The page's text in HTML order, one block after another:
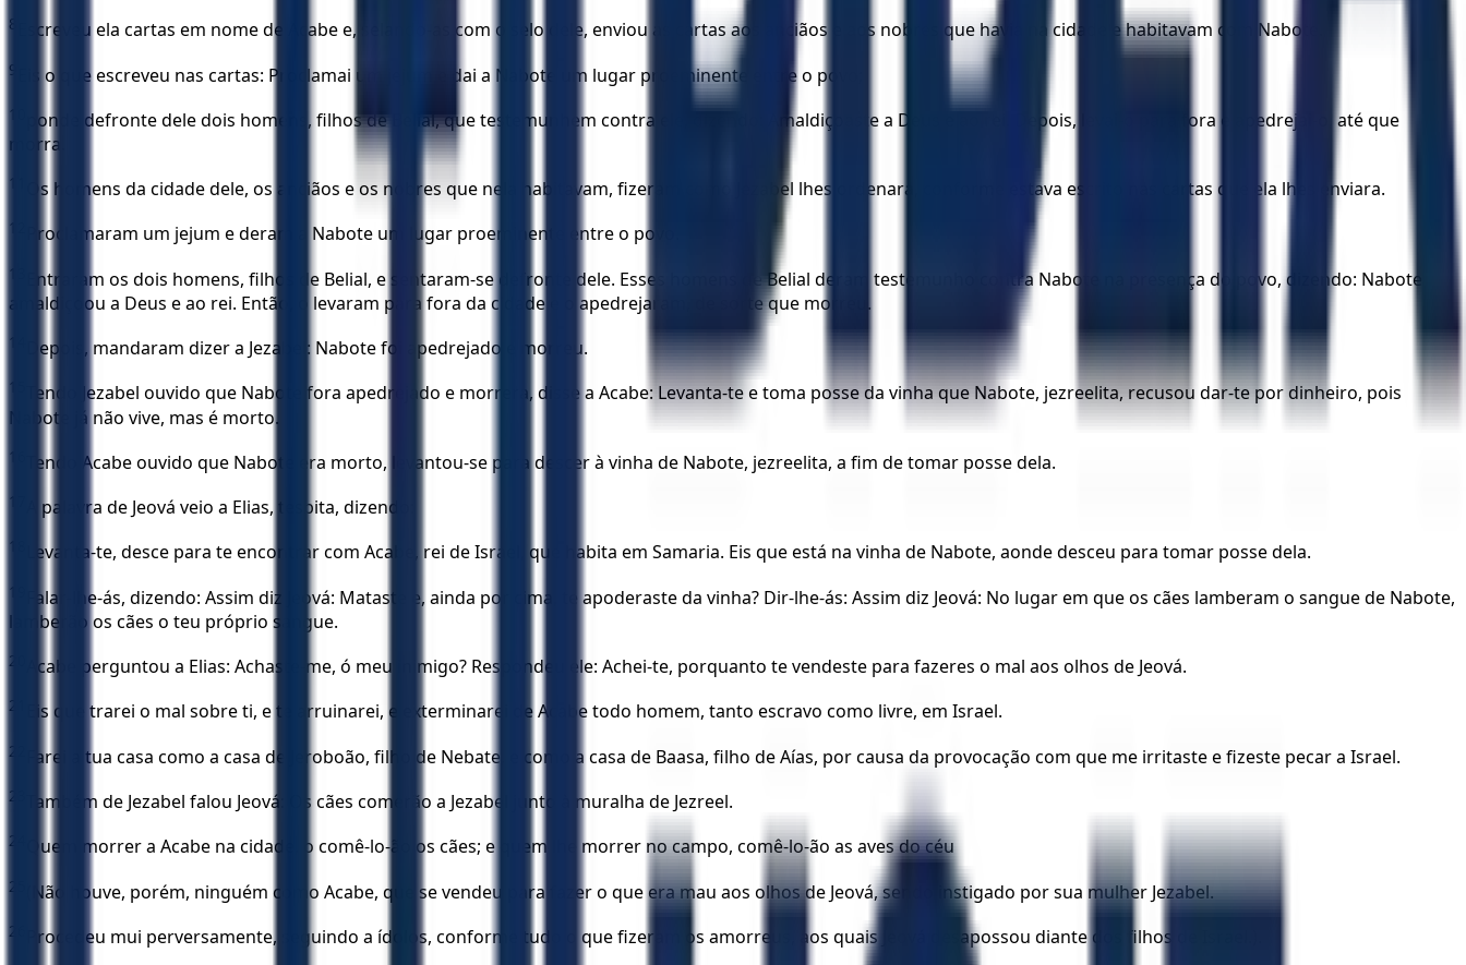
8 Escreveu ela cartas em nome de Acabe e, selando-as com o selo dele, enviou as cartas aos anciãos e aos nobres que havia na cidade e habitavam com Nabote.
9 Eis o que escreveu nas cartas: Proclamai um jejum e dai a Nabote um lugar proeminente entre o povo;
10
ponde defronte dele dois homens, filhos de Belial, que testemunhem contra ele, dizendo: Amaldiçoaste a Deus e ao rei. Depois, levai-o para fora e apedrejai-o, até que
morra.
11 Os homens da cidade dele, os anciãos e os nobres que nela habitavam, fizeram como Jezabel lhes ordenara, conforme estava escrito nas cartas que ela lhes enviara.
12 Proclamaram um jejum e deram a Nabote um lugar proeminente entre o povo.
13
Entraram os dois homens, filhos de Belial, e sentaram-se defronte dele. Esses homens de Belial deram testemunho contra Nabote na presença do povo, dizendo: Nabote
amaldiçoou a Deus e ao rei. Então, o levaram para fora da cidade e o apedrejaram, de sorte que morreu.
14 Depois, mandaram dizer a Jezabel: Nabote foi apedrejado e morreu.
15
Tendo Jezabel ouvido que Nabote fora apedrejado e morrera, disse a Acabe: Levanta-te e toma posse da vinha que Nabote, jezreelita, recusou dar-te por dinheiro, pois
Nabote já não vive, mas é morto.
16 Tendo Acabe ouvido que Nabote era morto, levantou-se para descer à vinha de Nabote, jezreelita, a fim de tomar posse dela.
17 A palavra de Jeová veio a Elias, tesbita, dizendo:
18 Levanta-te, desce para te encontrar com Acabe, rei de Israel, que habita em Samaria. Eis que está na vinha de Nabote, aonde desceu para tomar posse dela.
19
Falar-lhe-ás, dizendo: Assim diz Jeová: Mataste e, ainda por cima, te apoderaste da vinha? Dir-lhe-ás: Assim diz Jeová: No lugar em que os cães lamberam o sangue de Nabote,
lamberão os cães o teu próprio sangue.
20 Acabe perguntou a Elias: Achaste-me, ó meu inimigo? Respondeu ele: Achei-te, porquanto te vendeste para fazeres o mal aos olhos de Jeová.
21 Eis que trarei o mal sobre ti, e te arruinarei, e exterminarei de Acabe todo homem, tanto escravo como livre, em Israel.
22 Farei a tua casa como a casa de Jeroboão, filho de Nebate, e como a casa de Baasa, filho de Aías, por causa da provocação com que me irritaste e fizeste pecar a Israel.
23 Também de Jezabel falou Jeová: Os cães comerão a Jezabel junto à muralha de Jezreel.
24 Quem morrer a Acabe na cidade, o comê-lo-ão os cães; e quem lhe morrer no campo, comê-lo-ão as aves do céu
25 (Não houve, porém, ninguém como Acabe, que se vendeu para fazer o que era mau aos olhos de Jeová, sendo instigado por sua mulher Jezabel.
26 Procedeu mui perversamente, seguindo a ídolos, conforme tudo o que fizeram os amorreus, aos quais Jeová desapossou diante dos filhos de Israel.).